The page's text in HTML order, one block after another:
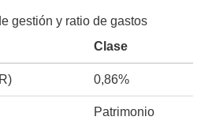
gestión y ratio de gastos
Clase
0,86%
Patrimonio